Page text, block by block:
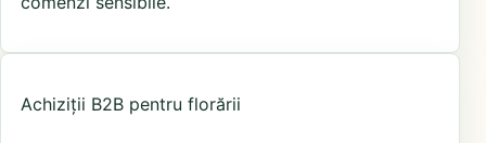
Achiziții B2B pentru florării